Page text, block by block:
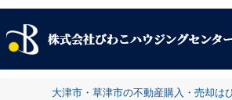
大津市・草津市の不動産購入・売却は